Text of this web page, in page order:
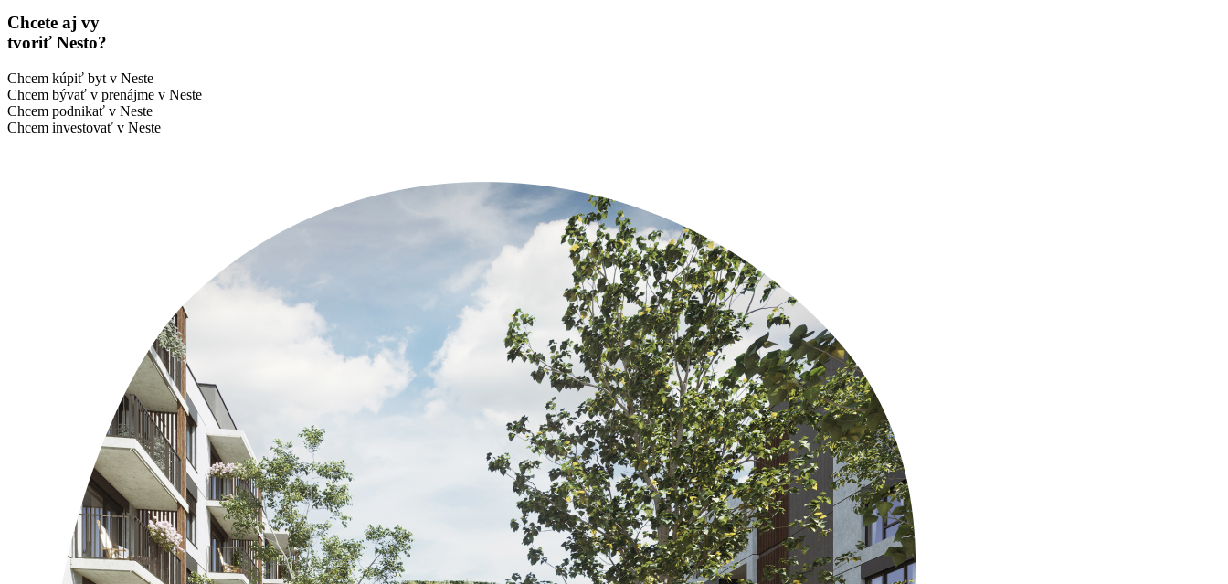
Chcete aj vy
tvoriť Nesto?
Chcem kúpiť byt v Neste
Chcem bývať v prenájme v Neste
Chcem podnikať v Neste
Chcem investovať v Neste